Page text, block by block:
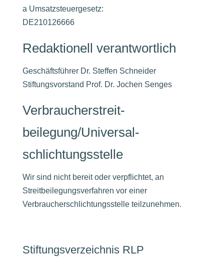
a Umsatzsteuergesetz:
DE210126666
Redaktionell verantwortlich
Geschäftsführer Dr. Steffen Schneider
Stiftungsvorstand Prof. Dr. Jochen Senges
Verbraucher­streit­
beilegung/Universal­
schlichtungs­stelle
Wir sind nicht bereit oder verpflichtet, an
Streitbeilegungsverfahren vor einer
Verbraucherschlichtungsstelle teilzunehmen.
Stiftungsverzeichnis RLP